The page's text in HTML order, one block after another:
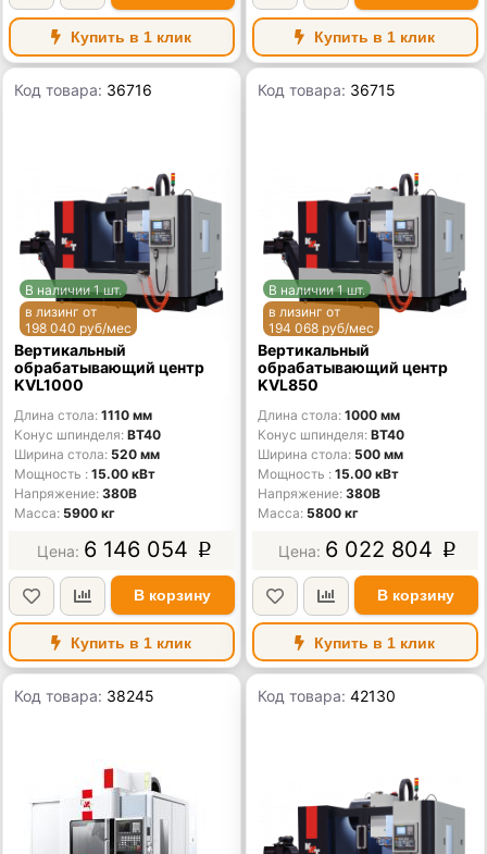
Купить в 1 клик Купить в 1 клик
Код товара: 36716
В наличии 1 шт.
в лизинг от
198 040 руб/мес
Вертикальный
обрабатывающий центр
KVL1000
Длина стола 1110 мм
Конус шпинделя BT40
Ширина стола 520 мм
Мощность
15.00 кВт
Напряжение 380В
Масса 5900 кг
6 146 054 p
В корзину
Купить в 1 клик
Код товара: 36715
В наличии 1 шт.
в лизинг от
194 068 руб/мес
Вертикальный
обрабатывающий центр
KVL850
Длина стола 1000 мм
Конус шпинделя BT40
Ширина стола 500 мм
Мощность
15.00 кВт
Напряжение 380В
Масса 5800 кг
6 022 804 p
В корзину
Купить в 1 клик
Код товара: 38245 Код товара:42130